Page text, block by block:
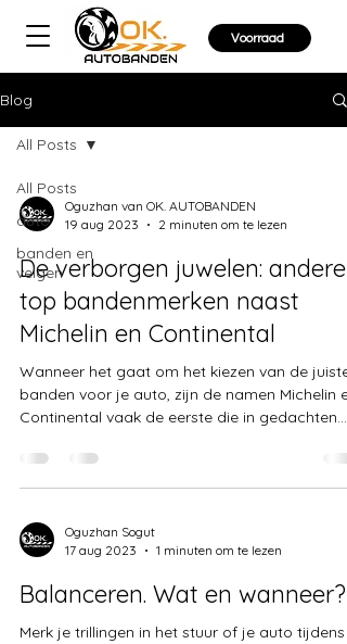
Voorraad
Blog
All Posts
auto
banden en
velgen
All Posts
Oguzhan van OK. AUTOBANDEN
19 aug 2023
2 minuten om te lezen
De verborgen juwelen: andere
top bandenmerken naast
Michelin en Continental
Wanneer het gaat om het kiezen van de juiste
banden voor je auto, zijn de namen Michelin en
Continental vaak de eerste die in gedachten...
Oguzhan Sogut
17 aug 2023
1 minuten om te lezen
Balanceren. Wat en wanneer?
Merk je trillingen in het stuur of je auto tijdens